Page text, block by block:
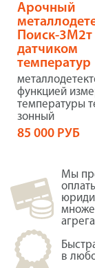
Арочный
Поиск-3М2т
датчиком
температур
функцией
температуры
зонный
85 000 РУБ
Мы
в